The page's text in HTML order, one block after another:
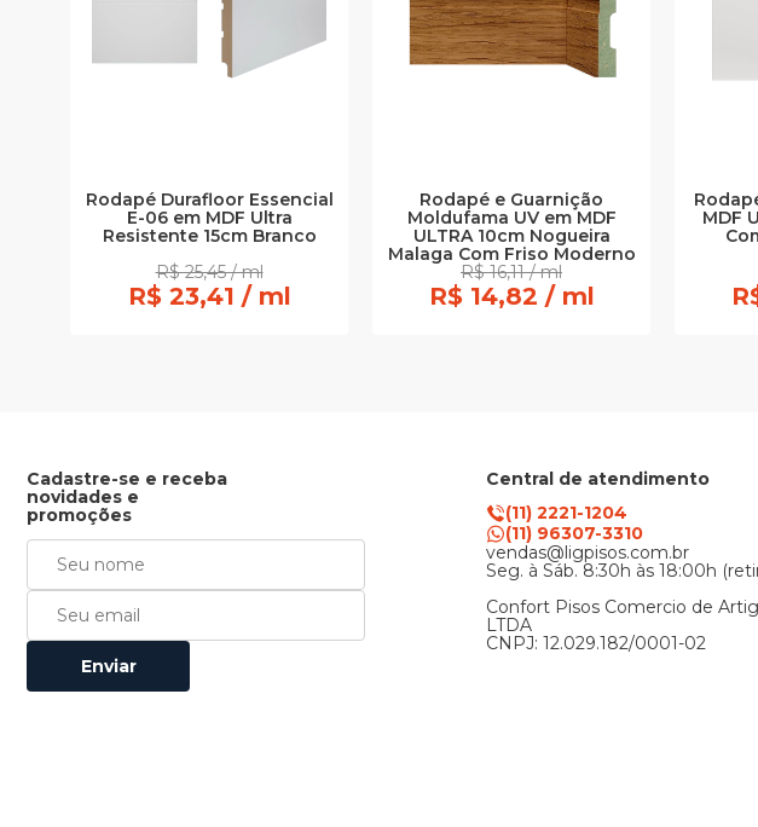
Rodapé Durafloor Essencial
E-06 em MDF Ultra
Resistente 15cm Branco
R$ 25,45 / ml
R$ 23,41 / ml
Rodapé e Guarnição
Moldufama UV em MDF
ULTRA 10cm Nogueira
Malaga Com Friso Moderno
R$ 16,11 / ml
R$ 14,82 / ml
MDF
Cadastre-se e receba
novidades e
promoções
Enviar
Central de atendimento
(11) 2221-1204
(11) 96307-3310
vendas@ligpisos.com.br
Seg. à Sáb. 8:30h às 18:00h
Confort Pisos Comercio de
LTDA
CNPJ: 12.029.182/0001-02